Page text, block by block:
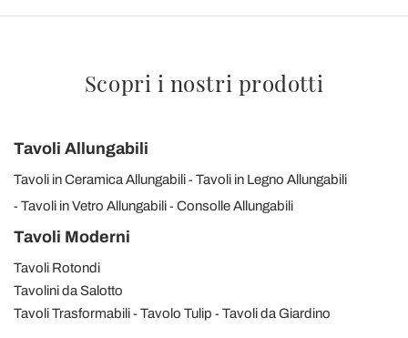
Scopri i nostri prodotti
Tavoli Allungabili
Tavoli in Ceramica Allungabili
Tavoli in Legno Allungabili
Tavoli in Vetro Allungabili
Consolle Allungabili
Tavoli Moderni
Tavoli Rotondi
Tavolini da Salotto
Tavoli Trasformabili
Tavolo Tulip Tavoli da Giardino